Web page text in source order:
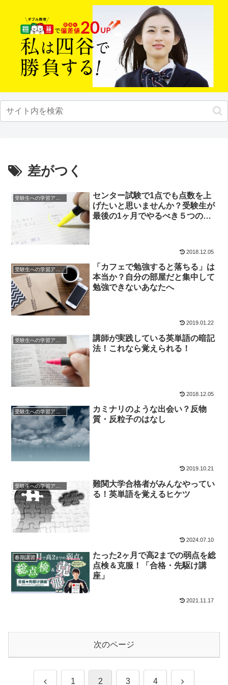
差がつく
センター試験で1点でも点数を上
げたいと思いませんか？受験生が
最後の1ヶ月でやるべき５つのこ
2018.12.05
「カフェで勉強すると落ちる」は
本当か？自分の部屋だと集中して
勉強できないあなたへ
2019.01.22
受験生への学習アドバイス
講師が実践している英単語の暗記
法！これなら覚えられる！
2018.12.05
受験生への学習アドバイス
カミナリのような出会い？反物
質・反粒子のはなし
2019.10.21
受験生への学習アドバイス
難関大学合格者がみんなやってい
る！英単語を覚えるヒケツ
2024.07.10
春期講習
たった2ヶ月で高2までの弱点を総
点検＆克服！「合格・先駆け講
座」
2021.11.17
次のページ
前 1 2 3 4 次